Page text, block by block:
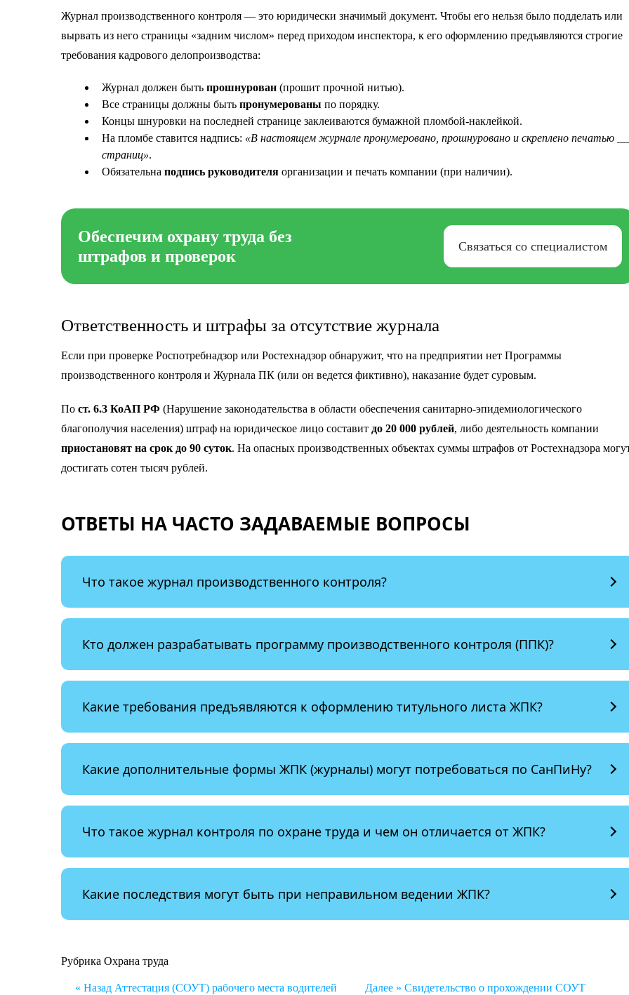
Журнал производственного контроля — это юридически значимый документ. Чтобы его нельзя было подделать или
вырвать из него страницы «задним числом» перед приходом инспектора, к его оформлению предъявляются строгие
требования кадрового делопроизводства:
Журнал должен быть прошнурован (прошит прочной нитью).
Все страницы должны быть пронумерованы по порядку.
Концы шнуровки на последней странице заклеиваются бумажной пломбой-наклейкой.
На пломбе ставится надпись: «В настоящем журнале пронумеровано, прошнуровано и скреплено печатью
страниц».
Обязательна подпись руководителя организации и печать компании (при наличии).
Обеспечим охрану труда без
штрафов и проверок
Связаться со специалистом
Ответственность и штрафы за отсутствие журнала
Если при проверке Роспотребнадзор или Ростехнадзор обнаружит, что на предприятии нет Программы
производственного контроля и Журнала ПК (или он ведется фиктивно), наказание будет суровым.
По ст. 6.3 КоАП РФ (Нарушение законодательства в области обеспечения санитарно-эпидемиологического
благополучия населения) штраф на юридическое лицо составит до 20 000 рублей, либо деятельность компании
приостановят на срок до 90 суток. На опасных производственных объектах суммы штрафов от Ростехнадзора
достигать сотен тысяч рублей.
ОТВЕТЫ НА ЧАСТО ЗАДАВАЕМЫЕ ВОПРОСЫ
Что такое журнал производственного контроля?
Кто должен разрабатывать программу производственного контроля (ППК)?
Какие требования предъявляются к оформлению титульного листа ЖПК?
Какие дополнительные формы ЖПК (журналы) могут потребоваться по СанПиНу?
Что такое журнал контроля по охране труда и чем он отличается от ЖПК?
Какие последствия могут быть при неправильном ведении ЖПК?
Рубрика Охрана труда
Навигация
« Назад Аттестация (СОУТ) рабочего места водителей Далее » Свидетельство о прохождении СОУТ